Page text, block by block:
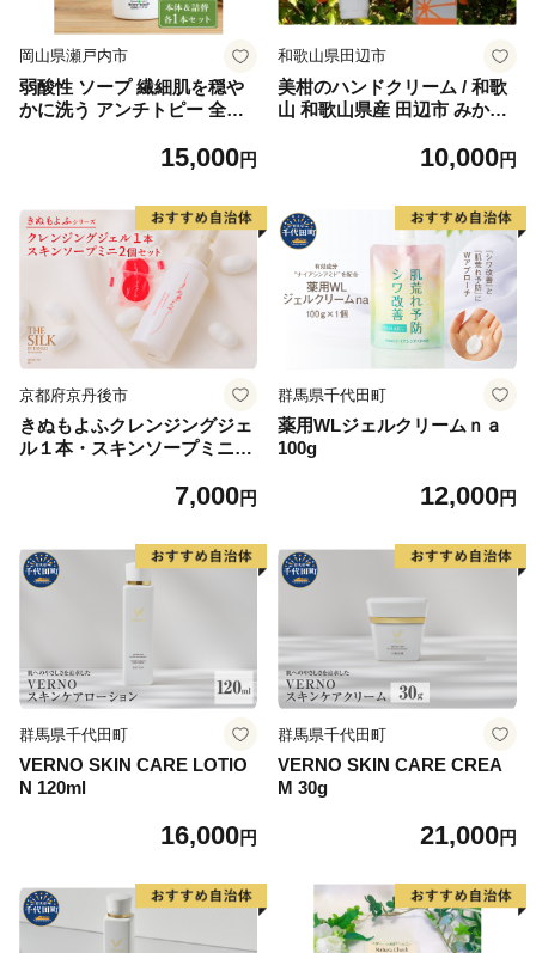
岡山県瀬戸内市
弱酸性 ソープ 繊細肌を穏や
かに洗う アンチトピー 全身
ト バスアイテム バスグッズ
大人 ボディケア
15,000円
和歌山県田辺市
美柑のハンドクリーム / 和歌
山 和歌山県産 田辺市 みかん
10,000円
京都府京丹後市
きぬもよふクレンジングジェ
ル１本・スキンソープミニ2
7,000円
群馬県千代田町
薬用WLジェルクリームｎａ
100g
12,000円
群馬県千代田町
VERNO SKIN CARE LOTIO
N 120ml
16,000円
群馬県千代田町
VERNO SKIN CARE CREA
M 30g
21,000円